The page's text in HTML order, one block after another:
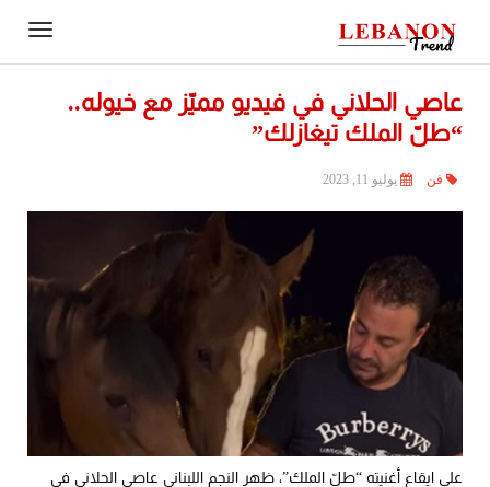
عاصي الحلاني في فيديو مميّز مع خيوله..
“طلّ الملك تيغازلك”
فن يوليو 11, 2023
على ايقاع أغنيته “طلّ الملك”، ظهر النجم اللبناني عاصي الحلاني في
Contact
Us